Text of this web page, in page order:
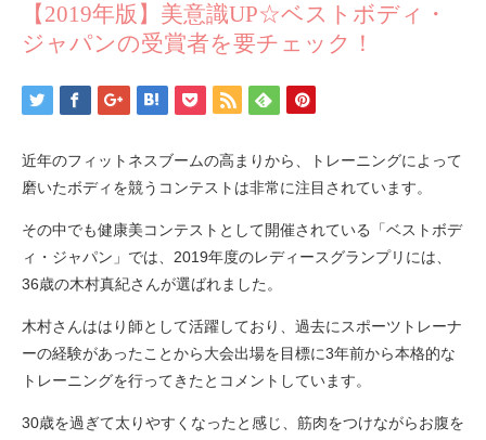
【2019年版】美意識UP☆ベストボディ・
ジャパンの受賞者を要チェック！
近年のフィットネスブームの高まりから、トレーニングによって
磨いたボディを競うコンテストは非常に注目されています。
その中でも健康美コンテストとして開催されている「ベストボデ
ィ・ジャパン」では、2019年度のレディースグランプリには、
36歳の木村真紀さんが選ばれました。
木村さんははり師として活躍しており、過去にスポーツトレーナ
ーの経験があったことから大会出場を目標に3年前から本格的な
トレーニングを行ってきたとコメントしています。
30歳を過ぎて太りやすくなったと感じ、筋肉をつけながらお腹を